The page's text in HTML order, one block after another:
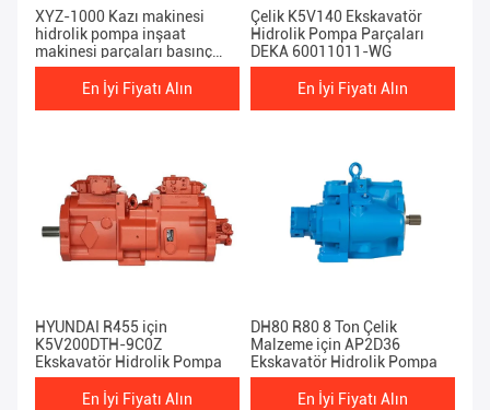
XYZ-1000 Kazı makinesi
hidrolik pompa inşaat
makinesi parçaları basınç
25MPa
En İyi Fiyatı Alın
Çelik K5V140 Ekskavatör
Hidrolik Pompa Parçaları
DEKA 60011011-WG
En İyi Fiyatı Alın
HYUNDAI R455 için
K5V200DTH-9C0Z
Ekskavatör Hidrolik Pompa
En İyi Fiyatı Alın
DH80 R80 8 Ton Çelik
Malzeme için AP2D36
Ekskavatör Hidrolik Pompa
En İyi Fiyatı Alın